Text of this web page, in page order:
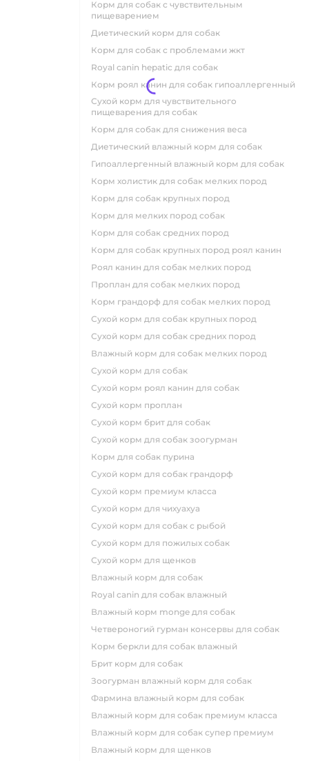
корм для собак с чувствительным
пищеварением
диетический корм для собак
корм для собак с проблемами жкт
royal canin hepatic для собак
корм роял канин для собак гипоаллергенный
сухой корм для чувствительного
пищеварения для собак
корм для собак для снижения веса
диетический влажный корм для собак
гипоаллергенный влажный корм для собак
корм холистик для собак мелких пород
корм для собак крупных пород
корм для мелких пород собак
корм для собак средних пород
корм для собак крупных пород роял канин
роял канин для собак мелких пород
проплан для собак мелких пород
корм грандорф для собак мелких пород
сухой корм для собак крупных пород
сухой корм для собак средних пород
влажный корм для собак мелких пород
сухой корм для собак
сухой корм роял канин для собак
сухой корм проплан
сухой корм брит для собак
сухой корм для собак зоогурман
корм для собак пурина
сухой корм для собак грандорф
сухой корм премиум класса
сухой корм для чихуахуа
сухой корм для собак с рыбой
сухой корм для пожилых собак
сухой корм для щенков
влажный корм для собак
royal canin для собак влажный
влажный корм monge для собак
четвероногий гурман консервы для собак
корм беркли для собак влажный
брит корм для собак
зоогурман влажный корм для собак
фармина влажный корм для собак
влажный корм для собак премиум класса
влажный корм для собак супер премиум
влажный корм для щенков